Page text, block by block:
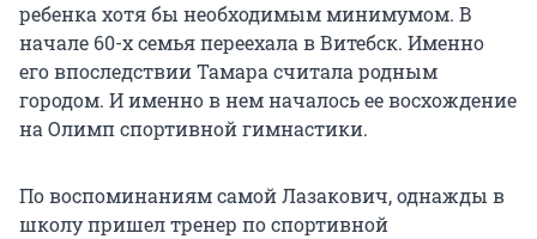
ребенка хотя бы необходимым минимумом. В
начале 60-х семья переехала в Витебск. Именно
его впоследствии Тамара считала родным
городом. И именно в нем началось ее восхождение
на Олимп спортивной гимнастики.
По воспоминаниям самой Лазакович, однажды в
школу пришел тренер по спортивной